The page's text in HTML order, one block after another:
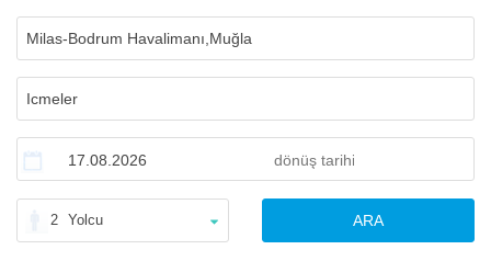
2 Yolcu ARA